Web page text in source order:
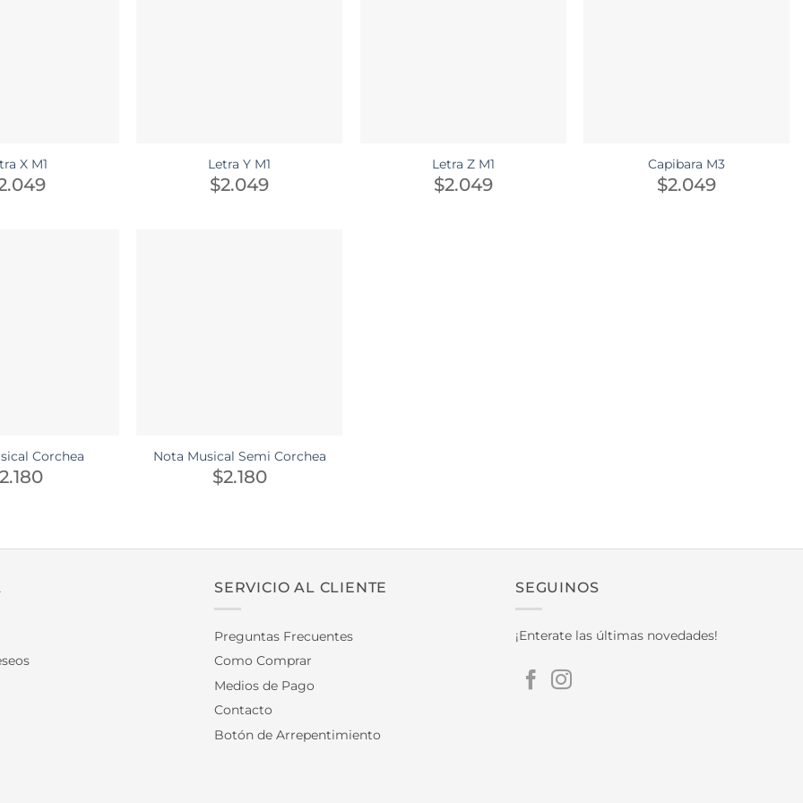
X M1 Letra Y M1
$2.049
Letra Z M1
$2.049
Capibara M3
$2.049
Corchea
2.180
Nota Musical Semi Corchea
$2.180
SERVICIO AL CLIENTE
Preguntas Frecuentes
Como Comprar
Medios de Pago
Contacto
Botón de Arrepentimiento
SEGUINOS
¡Enterate las últimas novedades!